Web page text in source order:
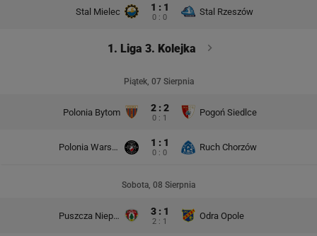
Stal Mielec 1 : 1
0 : 0
Stal Rzeszów
1. Liga 3. Kolejka
Piątek, 07 Sierpnia
Polonia Bytom 2 : 2
0 : 1
Pogoń Siedlce
Polonia Warszawa 1 : 1
0 : 0
Ruch Chorzów
Sobota, 08 Sierpnia
Puszcza Niepołomice 3 : 1
2 : 1
Odra Opole